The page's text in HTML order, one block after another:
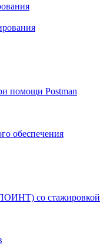
помощи Postman
обеспечения
со стажировкой